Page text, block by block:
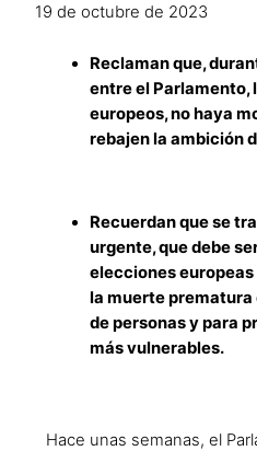
19 de octubre de 2023
Reclaman que,
entre el Parlamento,
europeos, no haya
rebajen la ambición
Recuerdan que se
urgente, que debe
elecciones
la muerte prematura
de personas y para
más vulnerables.
Hace unas semanas, el